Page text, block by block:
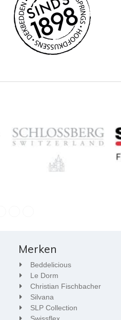
Merken
Beddelicious
Le Dorm
Christian Fischbacher
Silvana
SLP Collection